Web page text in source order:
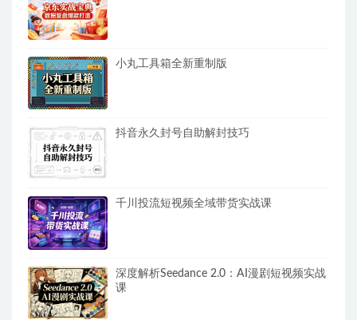
小丸工具箱全新重制版
抖音永久封号自助解封技巧
千川投流短视频全域带货实战课
深度解析Seedance 2.0：AI漫剧短视频实战
课